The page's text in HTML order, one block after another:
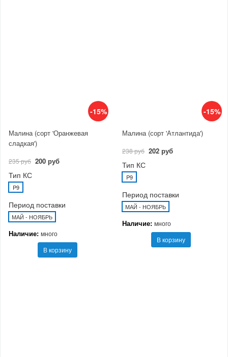
-15%
Малина (сорт 'Оранжевая
сладкая')
235 руб 200 руб
Тип КС
P9
Период поставки
МАЙ - НОЯБРЬ
Наличие: много
В корзину
-15%
Малина (сорт 'Атлантида')
238 руб 202 руб
Тип КС
P9
Период поставки
МАЙ - НОЯБРЬ
Наличие: много
В корзину